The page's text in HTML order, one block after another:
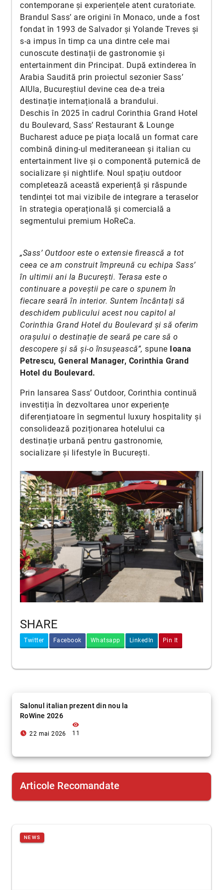
contemporane și experiențele atent curatoriate.
Brandul Sass’ are origini în Monaco, unde a fost
fondat în 1993 de Salvador și Yolande Treves și
s-a impus în timp ca una dintre cele mai
cunoscute destinații de gastronomie și
entertainment din Principat. După extinderea în
Arabia Saudită prin proiectul sezonier Sass’
AlUla, Bucureștiul devine cea de-a treia
destinație internațională a brandului.
Deschis în 2025 în cadrul Corinthia Grand Hotel
du Boulevard, Sass’ Restaurant & Lounge
Bucharest aduce pe piața locală un format care
combină dining-ul mediteraneean și italian cu
entertainment live și o componentă puternică de
socializare și nightlife. Noul spațiu outdoor
completează această experiență și răspunde
tendinței tot mai vizibile de integrare a teraselor
în strategia operațională și comercială a
segmentului premium HoReCa.
„Sass’ Outdoor este o extensie firească a tot
ceea ce am construit împreună cu echipa Sass’
în ultimii ani la București. Terasa este o
continuare a poveștii pe care o spunem în
fiecare seară în interior. Suntem încântați să
deschidem publicului acest nou capitol al
Corinthia Grand Hotel du Boulevard și să oferim
orașului o destinație de seară pe care să o
descopere și să și-o însușească”, spune Ioana
Petrescu, General Manager, Corinthia Grand
Hotel du Boulevard.
Prin lansarea Sass’ Outdoor, Corinthia continuă
investiția în dezvoltarea unor experiențe
diferențiatoare în segmentul luxury hospitality și
consolidează poziționarea hotelului ca
destinație urbană pentru gastronomie,
socializare și lifestyle în București.
SHARE
Twitter Facebook Whatsapp LinkedIn Pin It
Salonul italian prezent din nou la
RoWine 2026
access_time_filled 22 mai 2026
visibility
11
Articole Recomandate
NEWS